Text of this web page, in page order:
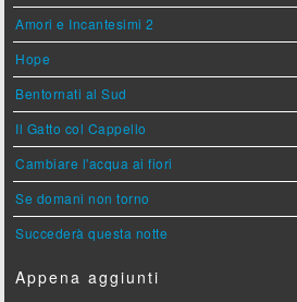
Amori e Incantesimi 2
Hope
Bentornati al Sud
Il Gatto col Cappello
Cambiare l'acqua ai fiori
Se domani non torno
Succederà questa notte
Appena aggiunti